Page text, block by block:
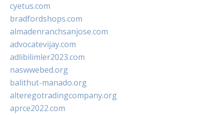
cyetus.com
bradfordshops.com
almadenranchsanjose.com
advocatevijay.com
adlibilimler2023.com
naswwebed.org
balithut-manado.org
alteregotradingcompany.org
aprce2022.com